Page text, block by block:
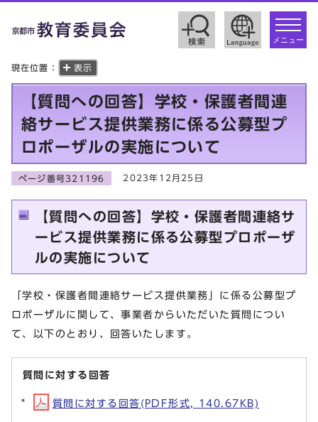
toggle
メニュー
現在位置： 表示
【質問への回答】学校・保護者間連
絡サービス提供業務に係る公募型プ
ロポーザルの実施について
ページ番号321196 2023年12月25日
【質問への回答】学校・保護者間連絡サ
ービス提供業務に係る公募型プロポーザ
ルの実施について
「学校・保護者間連絡サービス提供業務」に係る公募型プ
ロポーザルに関して、事業者からいただいた質問につい
て、以下のとおり、回答いたします。
質問に対する回答
質問に対する回答(PDF形式, 140.67KB)